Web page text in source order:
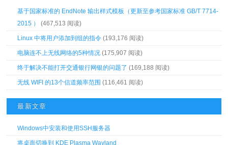
基于国家标准的 EndNote 输出样式模板（更新至参考国家标准 GB/T 7714-
2015 ）
(467,513 阅读)
Linux 中将用户添加到组的指令 (193,176 阅读)
电脑连不上无线网络的5种情况 (175,907 阅读)
终于解决不能打开交通银行网银的问题了 (169,188 阅读)
无线 WIFI 的13个信道频率范围 (116,461 阅读)
最新文章
Windows中安装和使用SSH服务器
将桌面切换到 KDE Plasma Wayland